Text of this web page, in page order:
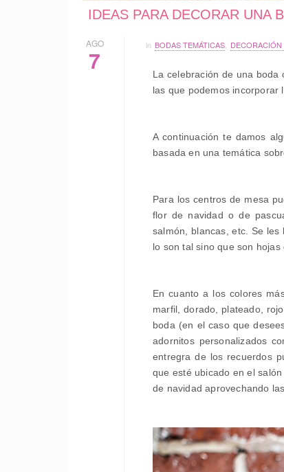
IDEAS PARA DECORAR UNA
AGO
7
in BODAS TEMÁTICAS
La celebración de una boda
las que podemos incorporar
A continuación te damos
basada en una temática
Para los centros de mesa
flor de navidad o de
salmón, blancas, etc. Se
lo son tal sino que son
En cuanto a los colores
marfil, dorado, plateado,
boda (en el caso que
adornitos personalizados
entregra de los recuerdos
que esté ubicado en el
de navidad aprovechando